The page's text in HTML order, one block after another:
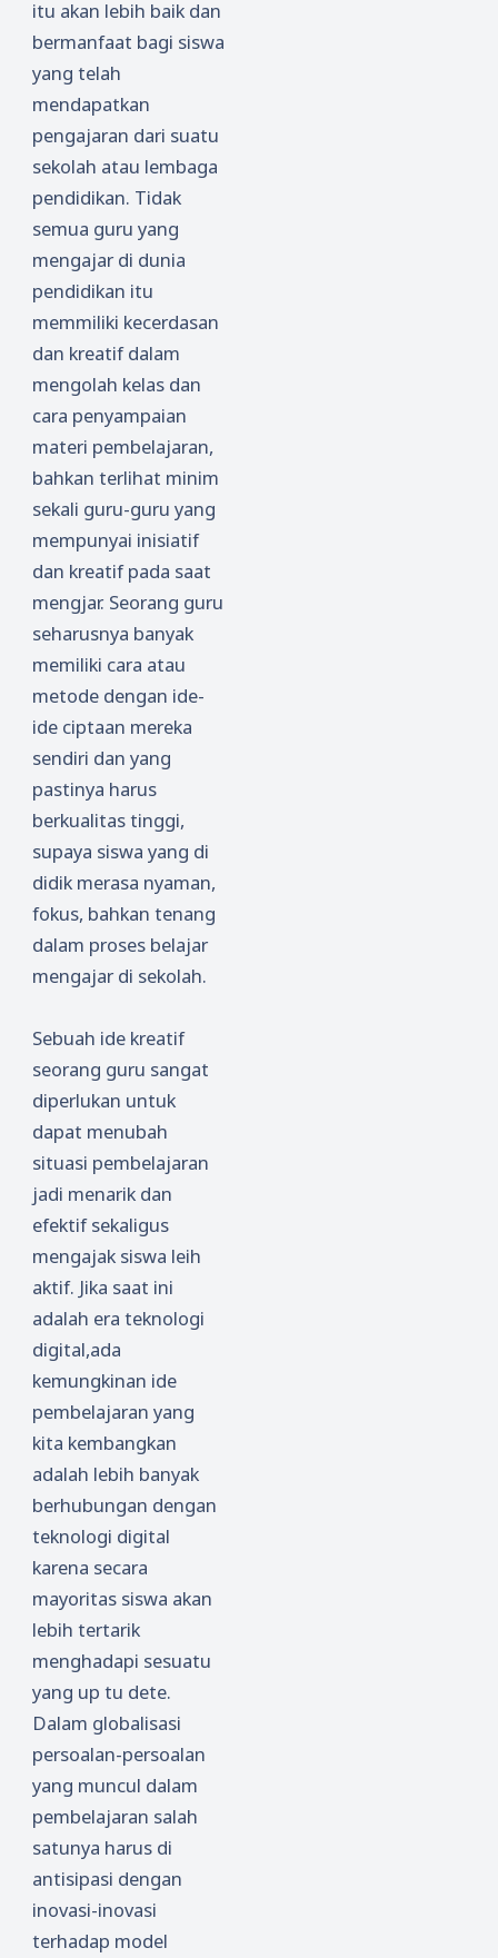
IAIN
Mengik
uti PBM
2020
itu akan lebih baik dan
bermanfaat bagi siswa
yang telah
mendapatkan
pengajaran dari suatu
sekolah atau lembaga
pendidikan. Tidak
semua guru yang
mengajar di dunia
pendidikan itu
memmiliki kecerdasan
dan kreatif dalam
mengolah kelas dan
cara penyampaian
materi pembelajaran,
bahkan terlihat minim
sekali guru-guru yang
mempunyai inisiatif
dan kreatif pada saat
mengjar. Seorang guru
seharusnya banyak
memiliki cara atau
metode dengan ide-
ide ciptaan mereka
sendiri dan yang
pastinya harus
berkualitas tinggi,
supaya siswa yang di
didik merasa nyaman,
fokus, bahkan tenang
dalam proses belajar
mengajar di sekolah.
Sebuah ide kreatif
seorang guru sangat
diperlukan untuk
dapat menubah
situasi pembelajaran
jadi menarik dan
efektif sekaligus
mengajak siswa leih
aktif. Jika saat ini
adalah era teknologi
digital,ada
kemungkinan ide
pembelajaran yang
kita kembangkan
adalah lebih banyak
berhubungan dengan
teknologi digital
karena secara
mayoritas siswa akan
lebih tertarik
menghadapi sesuatu
yang up tu dete.
Dalam globalisasi
persoalan-persoalan
yang muncul dalam
pembelajaran salah
satunya harus di
antisipasi dengan
inovasi-inovasi
terhadap model